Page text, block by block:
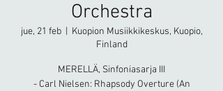
Orchestra
jue, 21 feb
  |
Kuopion Musiikkikeskus, Kuopio,
Finland
MERELLÄ, Sinfoniasarja III
- Carl Nielsen: Rhapsody Overture (An